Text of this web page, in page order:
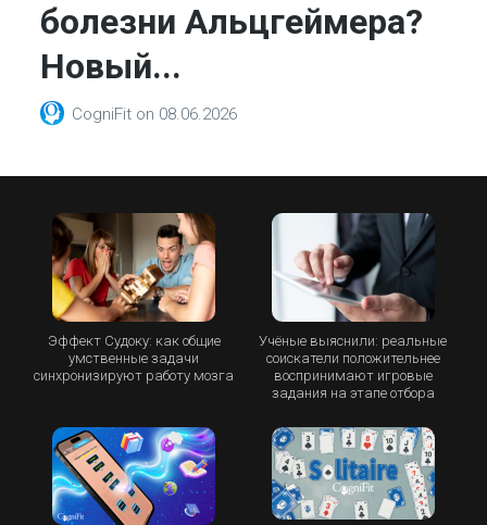
болезни Альцгеймера?
Новый...
CogniFit on 08.06.2026
Эффект Судоку: как общие
умственные задачи
синхронизируют работу мозга
Учёные выяснили: реальные
соискатели положительнее
воспринимают игровые
задания на этапе отбора